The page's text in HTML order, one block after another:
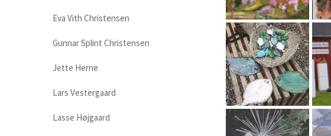
Eva Vith Christensen
Gunnar Splint Christensen
Jette Herne
Lars Vestergaard
Lasse Højgaard